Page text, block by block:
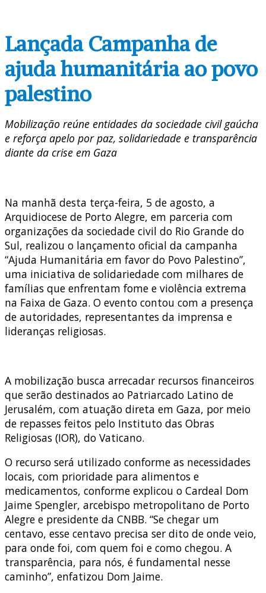
Lançada Campanha de
ajuda humanitária ao povo
palestino
Mobilização reúne entidades da sociedade civil gaúcha
e reforça apelo por paz, solidariedade e transparência
diante da crise em Gaza
Na manhã desta terça-feira, 5 de agosto, a
Arquidiocese de Porto Alegre, em parceria com
organizações da sociedade civil do Rio Grande do
Sul, realizou o lançamento oficial da campanha
“Ajuda Humanitária em favor do Povo Palestino”,
uma iniciativa de solidariedade com milhares de
famílias que enfrentam fome e violência extrema
na Faixa de Gaza. O evento contou com a presença
de autoridades, representantes da imprensa e
lideranças religiosas.
A mobilização busca arrecadar recursos financeiros
que serão destinados ao Patriarcado Latino de
Jerusalém, com atuação direta em Gaza, por meio
de repasses feitos pelo Instituto das Obras
Religiosas (IOR), do Vaticano.
O recurso será utilizado conforme as necessidades
locais, com prioridade para alimentos e
medicamentos, conforme explicou o Cardeal Dom
Jaime Spengler, arcebispo metropolitano de Porto
Alegre e presidente da CNBB. “Se chegar um
centavo, esse centavo precisa ser dito de onde veio,
para onde foi, com quem foi e como chegou. A
transparência, para nós, é fundamental nesse
caminho”, enfatizou Dom Jaime.